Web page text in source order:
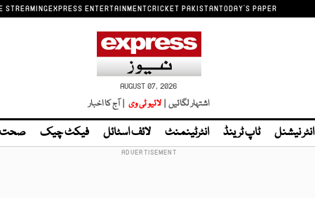
STREAMINGEXPRESS ENTERTAINMENTCRICKET PAKISTANTODAY'S PAPER
AUGUST 07, 2026
اشتہار لگائیں | لائیو ٹی وی | آج کا اخبار
انٹر نیشنل ٹاپ ٹرینڈ انٹرٹینمنٹ لائف اسٹائل فیکٹ چیک صحت